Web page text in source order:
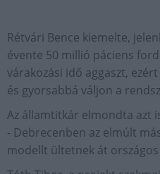
Rétvári Bence kiemelte,
évente 50 millió páciens
várakozási idő aggaszt,
és gyorsabbá váljon a
Az államtitkár elmondta azt
- Debrecenben az elmúlt
modellt ültetnek át